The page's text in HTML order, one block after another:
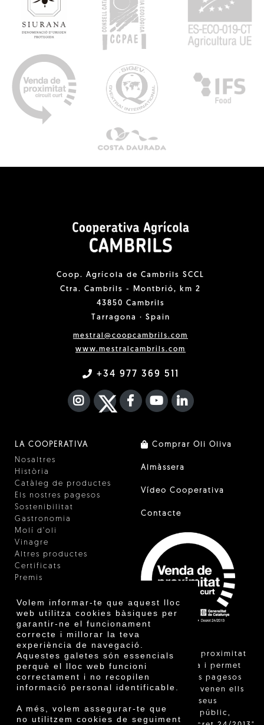
Volem informar-te que aquest lloc
web utilitza cookies bàsiques per
garantir-ne el funcionament
correcte i millorar la teva
experiència de navegació.
Aquestes galetes són essencials
perquè el lloc web funcioni
correctament i no recopilen
informació personal identificable.
A més, volem assegurar-te que
no utilitzem cookies de seguiment
Coop. Agrícola de Cambrils SCCL
Ctra. Cambrils - Montbrió, km 2
43850 Cambrils
Tarragona · Spain
mestral@coopcambrils.com
www.mestralcambrils.com
+34 977 369 511
INSTAGRAM
TWITTER
FACEBOOK F
YOUTUBEFA LINKEDIN
LA COOPERATIVA
Nosaltres
Història
Catàleg de productes
Els nostres pagesos
Sostenibilitat
Gastronomia
Molí d'oli
Vinagre
Altres productes
Certificats
Premis
Comprar Oli Oliva
Almàssera
Vídeo Cooperativa
Contacte
"La venda de proximitat
està regulada i permet
identificar els pagesos
catalans que venen ells
mateixos els seus
productes al públic,